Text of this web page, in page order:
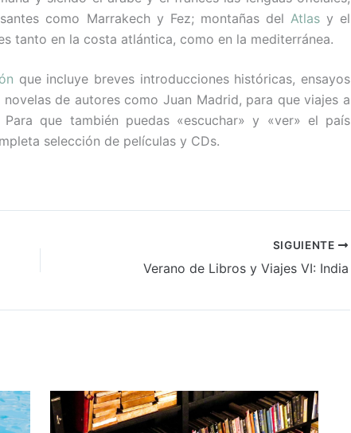
como Marrakech y Fez; montañas del Atlasy el
tanto en la costa atlántica, como en la mediterránea.
que incluye breves introducciones históricas, ensayos
de autores como Juan Madrid, para que viajes a
que también puedas «escuchar» y «ver» el país
selección de películas y CDs.
SIGUIENTE
Verano de Libros y Viajes VI: India